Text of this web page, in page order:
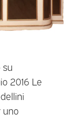
2016 Le
uno